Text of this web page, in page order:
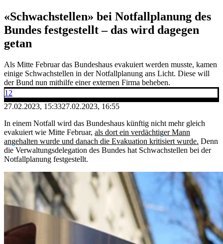
«Schwachstellen» bei Notfallplanung des
Bundes festgestellt – das wird dagegen
getan
Als Mitte Februar das Bundeshaus evakuiert werden musste, kamen
einige Schwachstellen in der Notfallplanung ans Licht. Diese will
der Bund nun mithilfe einer externen Firma beheben.
12
27.02.2023, 15:3327.02.2023, 16:55
In einem Notfall wird das Bundeshaus künftig nicht mehr gleich
evakuiert wie Mitte Februar, als dort ein verdächtiger Mann
angehalten wurde und danach die Evakuation kritisiert wurde. Denn
die Verwaltungsdelegation des Bundes hat Schwachstellen bei der
Notfallplanung festgestellt.